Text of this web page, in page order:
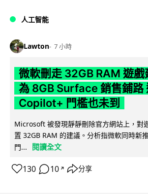
人工智能
Lawton 7 小時
微軟刪走 32GB RAM 遊戲
為 8GB Surface 銷售鋪路
Copilot+ 門檻也未到
Microsoft 被發現靜靜刪除官方網站上，對
置 32GB RAM 的建議。分析指微軟同時新
門...
閱讀全文
130 10 ↗ 分享